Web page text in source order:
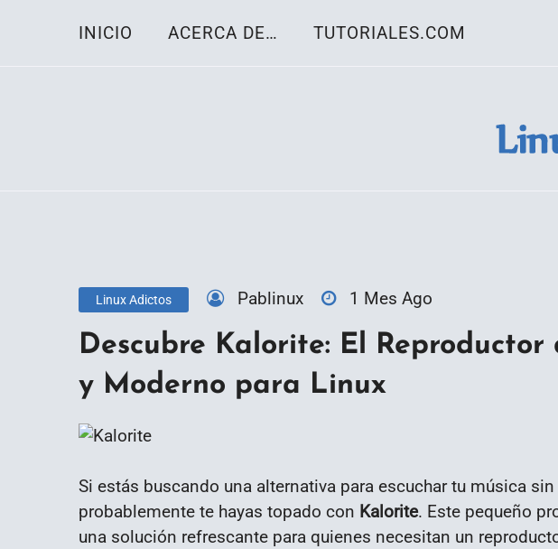
INICIO ACERCA DE… TUTORIALES.COM
Linux Adictos Pablinux 1 Mes Ago
Descubre Kalorite: El
y Moderno para Linux
Si estás buscando una alternativa para escuchar tu música
probablemente te hayas topado con Kalorite. Este pequeño
una solución refrescante para quienes necesitan un